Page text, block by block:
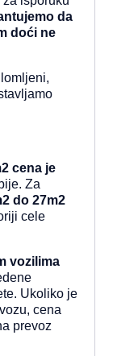
da
doći ne
cena je
Za
do 27m2
cele
vozilima
Ukoliko je
cena
prevoz